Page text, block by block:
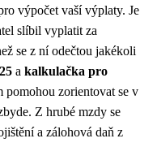
výpočet vaší výplaty. Je
slíbil vyplatit za
se z ní odečtou jakékoli
a kalkulačka pro
pomohou zorientovat se v
Z hrubé mzdy se
a zálohová daň z